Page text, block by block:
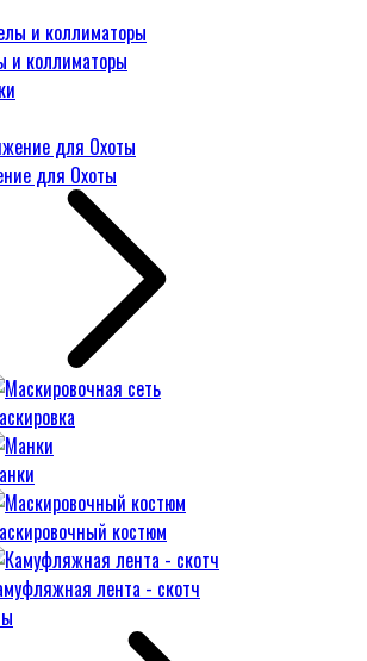
и коллиматоры
для Охоты
костюм
лента - скотч